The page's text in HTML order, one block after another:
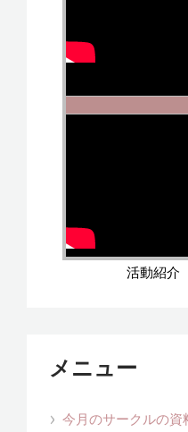
活動紹介
メニュー
今月のサークルの資